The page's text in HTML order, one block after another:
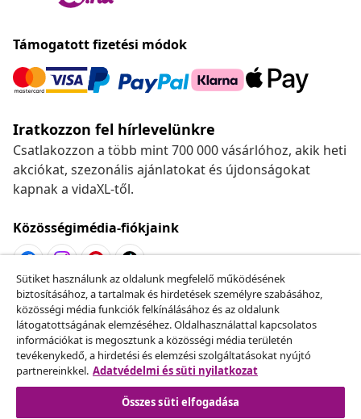
Támogatott fizetési módok
Iratkozzon fel hírlevelünkre
Csatlakozzon a több mint 700 000 vásárlóhoz, akik heti
akciókat, szezonális ajánlatokat és újdonságokat
kapnak a vidaXL-től.
Közösségimédia-fiókjaink
Szerződéstől való elállás
Küldj be egy rendelés lemondására vonatkozó
kérelmet.
Szerződéstől való elállás
Sütiket használunk az oldalunk megfelelő működésének
biztosításához, a tartalmak és hirdetések személyre szabásához,
közösségi média funkciók felkínálásához és az oldalunk
látogatottságának elemzéséhez. Oldalhasználattal kapcsolatos
információkat is megosztunk a közösségi média területén
tevékenykedő, a hirdetési és elemzési szolgáltatásokat nyújtó
partnereinkkel. Adatvédelmi és süti nyilatkozat
Összes süti elfogadása